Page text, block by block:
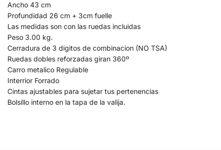
Ancho 43 cm
Profundidad 26 cm + 3cm fuelle
Las medidas son con las ruedas incluidas
Peso 3.00 kg.
Cerradura de 3 digitos de combinacion (NO TSA)
Ruedas dobles reforzadas giran 360º
Carro metalico Regulable
Interrior Forrado
Cintas ajustables para sujetar tus pertenencias
Bolsillo interno en la tapa de la valija.